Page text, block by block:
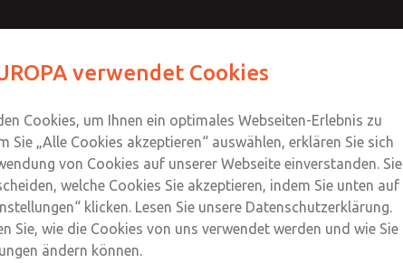
bis 22.600 l/min
verwendet Cookies
Cookies, um Ihnen ein optimales Webseiten-Erlebnis zu
Sie „Alle Cookies akzeptieren“ auswählen, erklären Sie sich
von Cookies auf unserer Webseite einverstanden. Sie
welche Cookies Sie akzeptieren, indem Sie unten auf
klicken. Lesen Sie unsere Datenschutzerklärung.
Sie, wie die Cookies von uns verwendet werden und wie Sie
ändern können.